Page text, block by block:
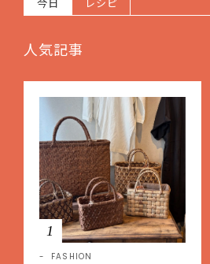
今日 レシピ
人気記事
1
FASHION